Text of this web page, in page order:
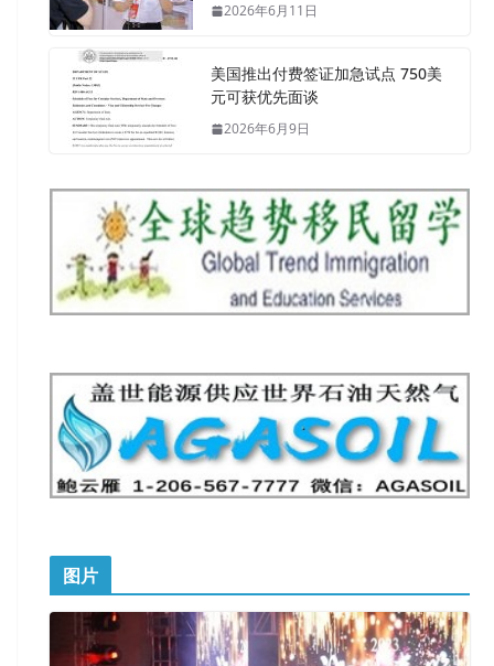
2026年6月11日
美国推出付费签证加急试点 750美
元可获优先面谈
2026年6月9日
图片